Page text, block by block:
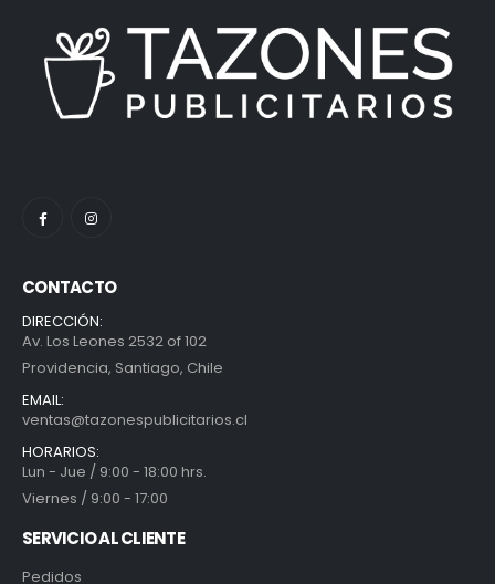
CONTACTO
DIRECCIÓN:
Av. Los Leones 2532 of 102
Providencia, Santiago, Chile
EMAIL:
ventas@tazonespublicitarios.cl
HORARIOS:
Lun - Jue / 9:00 - 18:00 hrs.
Viernes / 9:00 - 17:00
SERVICIO AL CLIENTE
Pedidos